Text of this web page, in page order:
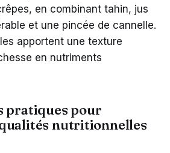
en combinant tahin, jus
et une pincée de cannelle.
apportent une texture
en nutriments
pratiques pour
nutritionnelles